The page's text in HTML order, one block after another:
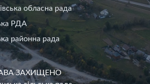
обласна рада
РДА
районна рада
ЗАХИЩЕНО